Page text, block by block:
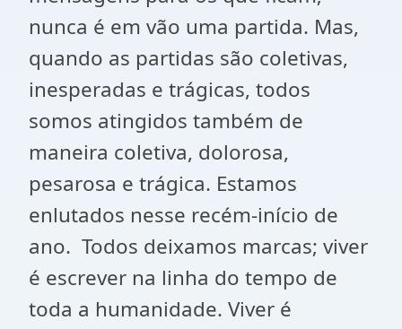
nunca é em vão uma partida. Mas,
quando as partidas são coletivas,
inesperadas e trágicas, todos
somos atingidos também de
maneira coletiva, dolorosa,
pesarosa e trágica. Estamos
enlutados nesse recém-início de
ano. Todos deixamos marcas; viver
é escrever na linha do tempo de
toda a humanidade. Viver é